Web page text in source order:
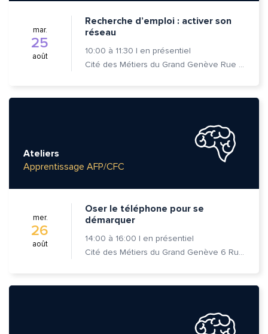
mar.
25
août
Recherche d’emploi : activer son
réseau
10:00 à 11:30 | en présentiel
Cité des Métiers du Grand Genève Rue Prévost-Martin 6 1205 Genève
Ateliers
Apprentissage AFP/CFC
mer.
26
août
Oser le téléphone pour se
démarquer
14:00 à 16:00 | en présentiel
Cité des Métiers du Grand Genève 6 Rue Prévost-Martin 1205 Genève
Message*
Quelle est la pertinence de cette page?
Commentaire*